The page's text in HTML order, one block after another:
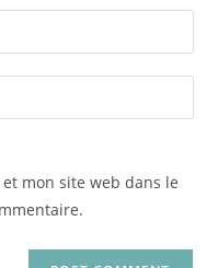
mon site web dans le